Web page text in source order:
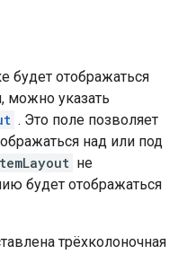
будет отображаться
можно указать
. Это поле позволяет
над или под
не
будет отображаться
​​трёхколоночная